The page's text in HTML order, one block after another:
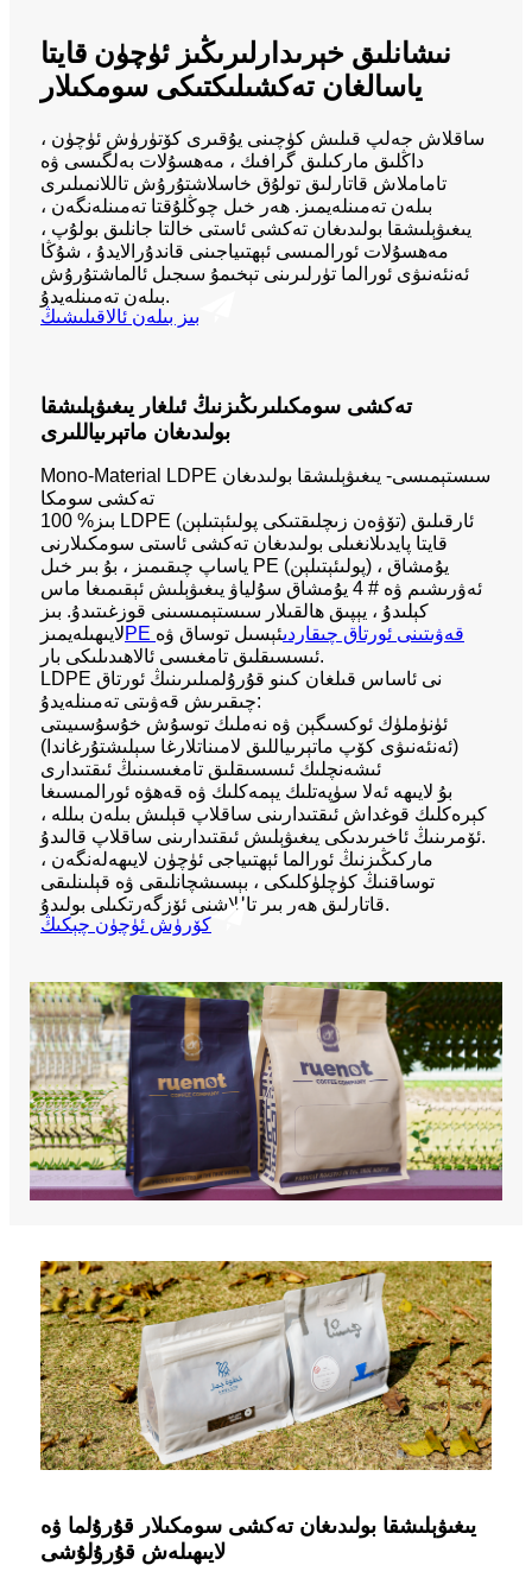
نىشانلىق خېرىدارلىرىڭىز ئۈچۈن قايتا
ياسالغان تەكشىلىكتىكى سومكىلار
ساقلاش جەلپ قىلىش كۈچىنى يۇقىرى كۆتۈرۈش ئۈچۈن ،
داڭلىق ماركىلىق گرافىك ، مەھسۇلات بەلگىسى ۋە
تاماملاش قاتارلىق تولۇق خاسلاشتۇرۇش تاللانمىلىرى
بىلەن تەمىنلەيمىز. ھەر خىل چوڭلۇقتا تەمىنلەنگەن ،
يىغىۋېلىشقا بولىدىغان تەكشى ئاستى خالتا جانلىق بولۇپ ،
مەھسۇلات ئورالمىسى ئېھتىياجىنى قاندۇرالايدۇ ، شۇڭا
ئەنئەنىۋى ئورالما تۈرلىرىنى تېخىمۇ سىجىل ئالماشتۇرۇش
بىلەن تەمىنلەيدۇ.
بىز بىلەن ئالاقىلىشىڭ
تەكشى سومكىلىرىڭىزنىڭ ئىلغار يىغىۋېلىشقا
بولىدىغان ماتېرىياللىرى
Mono-Material LDPE سىستېمىسى- يىغىۋېلىشقا بولىدىغان
تەكشى سومكا
بىز% 100 LDPE (تۆۋەن زىچلىقتىكى پولىئېتىلېن) ئارقىلىق
قايتا پايدىلانغىلى بولىدىغان تەكشى ئاستى سومكىلارنى
ياساپ چىقىمىز ، بۇ بىر خىل PE (پولىئېتىلېن) يۇمشاق ،
ئەۋرىشىم ۋە # 4 يۇمشاق سۇلياۋ يىغىۋېلىش ئېقىمىغا ماس
كېلىدۇ ، يېپىق ھالقىلار سىستېمىسىنى قوزغىتىدۇ. بىز
لايىھىلەيمىز
PE قەۋىتىنى ئورتاق چىقاردىئېسىل توساق ۋە
ئىسسىقلىق تامغىسى ئالاھىدىلىكى بار.
LDPE نى ئاساس قىلغان كىنو قۇرۇلمىلىرىنىڭ ئورتاق
چىقىرىش قەۋىتى تەمىنلەيدۇ:
ئۈنۈملۈك ئوكسىگېن ۋە نەملىك توسۇش خۇسۇسىيىتى
(ئەنئەنىۋى كۆپ ماتېرىياللىق لامىناتلارغا سېلىشتۇرغاندا)
ئىشەنچلىك ئىسسىقلىق تامغىسىنىڭ ئىقتىدارى
بۇ لايىھە ئەلا سۈپەتلىك يېمەكلىك ۋە قەھۋە ئورالمىسىغا
كېرەكلىك قوغداش ئىقتىدارىنى ساقلاپ قېلىش بىلەن بىللە ،
ئۆمرىنىڭ ئاخىرىدىكى يىغىۋېلىش ئىقتىدارىنى ساقلاپ قالىدۇ.
ماركىڭىزنىڭ ئورالما ئېھتىياجى ئۈچۈن لايىھەلەنگەن ،
توساقنىڭ كۈچلۈكلىكى ، بېسىشچانلىقى ۋە قېلىنلىقى
قاتارلىق ھەر بىر تاللاشنى ئۆزگەرتكىلى بولىدۇ.
كۆرۈش ئۈچۈن چېكىڭ
يىغىۋېلىشقا بولىدىغان تەكشى سومكىلار قۇرۇلما ۋە
لايىھىلەش قۇرۇلۇشى